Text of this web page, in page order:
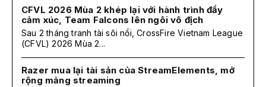
CFVL 2026 Mùa 2 khép lại với hành trình đầy
cảm xúc, Team Falcons lên ngôi vô địch
Sau 2 tháng tranh tài sôi nổi, CrossFire Vietnam League
(CFVL) 2026 Mùa 2...
Razer mua lại tài sản của StreamElements, mở
rộng mảng streaming